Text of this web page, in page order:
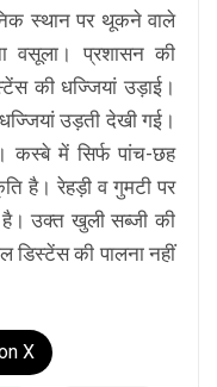
स्थान पर थूकने वाले
वसूला। प्रशासन की
की धज्जियां उड़ाई।
उड़ती देखी गई।
में सिर्फ पांच-छह
है। रेहड़ी व गुमटी पर
है। उक्त खुली सब्जी की
डिस्टेंस की पालना नहीं
X